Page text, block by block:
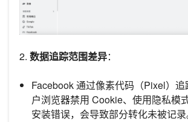
2. 数据追踪范围差异：
Facebook 通过像素代码（Pixel）
户浏览器禁用 Cookie、使用隐私模
安装错误，会导致部分转化未被记录